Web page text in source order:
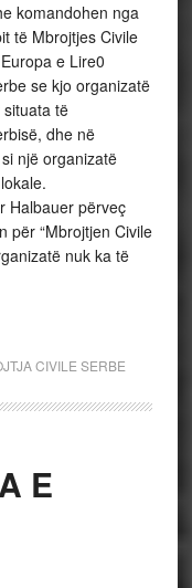
komandohen nga
të Mbrojtjes Civile
e Lire0
se kjo organizatë
të
dhe në
një organizatë
Halbauer përveç
për “Mbrojtjen Civile
nuk ka të
CIVILE SERBE
E